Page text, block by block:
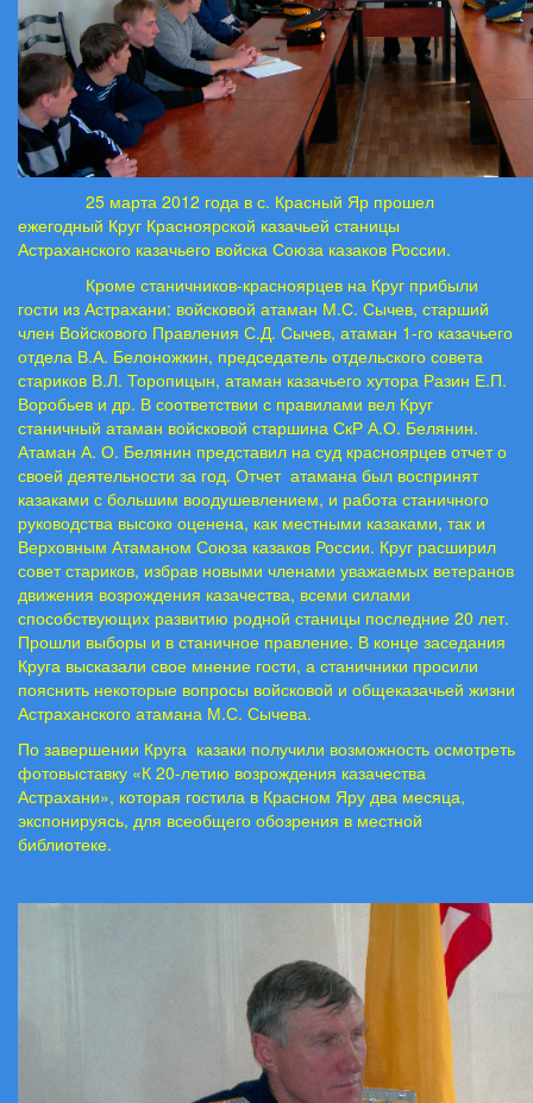
25 марта 2012 года в с. Красный Яр прошел
ежегодный Круг Красноярской казачьей станицы
Астраханского казачьего войска Союза казаков России.
Кроме станичников-красноярцев на Круг прибыли
гости из Астрахани: войсковой атаман М.С. Сычев, старший
член Войскового Правления С.Д. Сычев, атаман 1-го казачьего
отдела В.А. Белоножкин, председатель отдельского совета
стариков В.Л. Торопицын, атаман казачьего хутора Разин Е.П.
Воробьев и др. В соответствии с правилами вел Круг
станичный атаман войсковой старшина СкР А.О. Белянин.
Атаман А. О. Белянин представил на суд красноярцев отчет о
своей деятельности за год. Отчет атамана был воспринят
казаками с большим воодушевлением, и работа станичного
руководства высоко оценена, как местными казаками, так и
Верховным Атаманом Союза казаков России. Круг расширил
совет стариков, избрав новыми членами уважаемых ветеранов
движения возрождения казачества, всеми силами
способствующих развитию родной станицы последние 20 лет.
Прошли выборы и в станичное правление. В конце заседания
Круга высказали свое мнение гости, а станичники просили
пояснить некоторые вопросы войсковой и общеказачьей жизни
Астраханского атамана М.С. Сычева.
По завершении Круга казаки получили возможность осмотреть
фотовыставку «К 20-летию возрождения казачества
Астрахани», которая гостила в Красном Яру два месяца,
экспонируясь, для всеобщего обозрения в местной
библиотеке.